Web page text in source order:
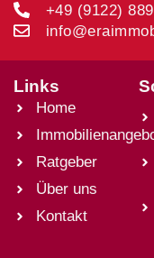
+49 (9122)
Links
Home
Ratgeber
Über uns
Kontakt